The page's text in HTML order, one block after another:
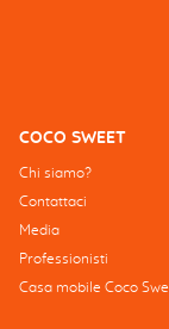
COCO SWEET
Chi siamo?
Contattaci
Media
Professionisti
Casa mobile Coco